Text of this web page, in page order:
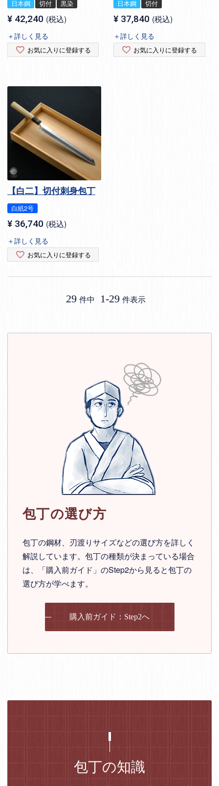
日本鋼 切付 黒染
¥ 42,240 税込
＋詳しく見る
お気に入りに登録する
日本鋼 切付
¥ 37,840 税込
＋詳しく見る
お気に入りに登録する
【白二】切付刺身包丁
白紙2号
¥ 36,740 税込
＋詳しく見る
お気に入りに登録する
29 件中 1-29 件表示
包丁の選び方
包丁の鋼材、刃渡りサイズなどの選び方を詳しく
解説しています。包丁の種類が決まっている場合
は、「購入前ガイド」のStep2から見ると包丁の
選び方が学べます。
購入前ガイド：Step2へ
包丁の知識